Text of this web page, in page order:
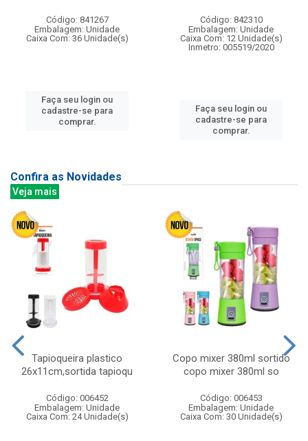
Código: 841267
Embalagem: Unidade
Caixa Com: 36 Unidade(s)
Faça seu login ou
cadastre-se para
comprar.
Código: 842310
Embalagem: Unidade
Caixa Com: 12 Unidade(s)
Inmetro: 005519/2020
Faça seu login ou
cadastre-se para
comprar.
Confira as Novidades
Veja mais
Tapioqueira plastico
26x11cm,sortida tapioqu
Código: 006452
Embalagem: Unidade
Caixa Com: 24 Unidade(s)
Copo mixer 380ml sortido
copo mixer 380ml so
Código: 006453
Embalagem: Unidade
Caixa Com: 30 Unidade(s)